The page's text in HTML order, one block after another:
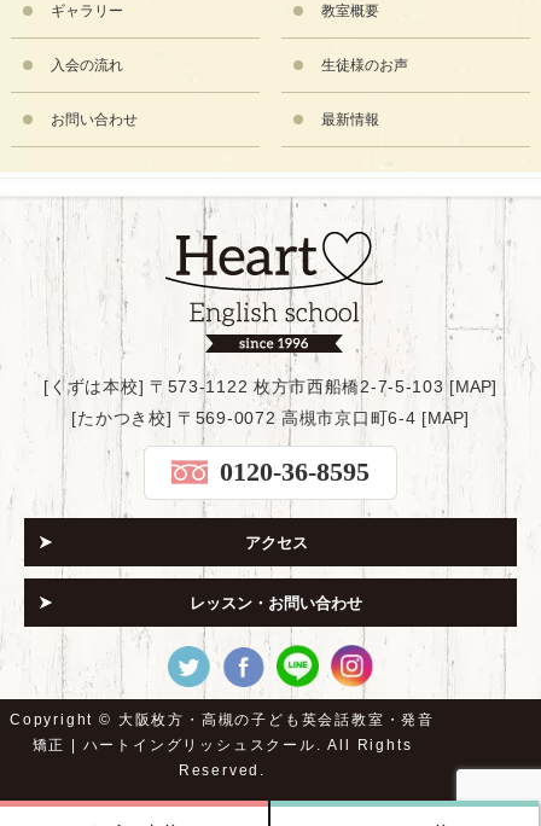
ギャラリー 教室概要
入会の流れ 生徒様のお声
お問い合わせ 最新情報
[くずは本校] 〒573-1122 枚方市西船橋2-7-5-103 [MAP]
[たかつき校] 〒569-0072 高槻市京口町6-4 [MAP]
0120-36-8595
アクセス
レッスン・お問い合わせ
Copyright © 大阪枚方・高槻の子ども英会話教室・発音
矯正 | ハートイングリッシュスクール. All Rights
Reserved.